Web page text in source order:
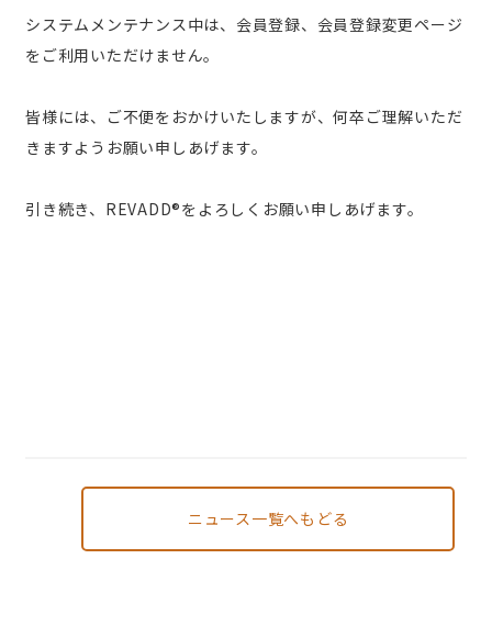
システムメンテナンス中は、会員登録、会員登録変更ページ
をご利用いただけません。
皆様には、ご不便をおかけいたしますが、何卒ご理解いただ
きますようお願い申しあげます。
引き続き、REVADD®をよろしくお願い申しあげます。
ニュース一覧へもどる